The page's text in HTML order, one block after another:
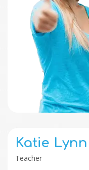
Katie Lynn
Teacher